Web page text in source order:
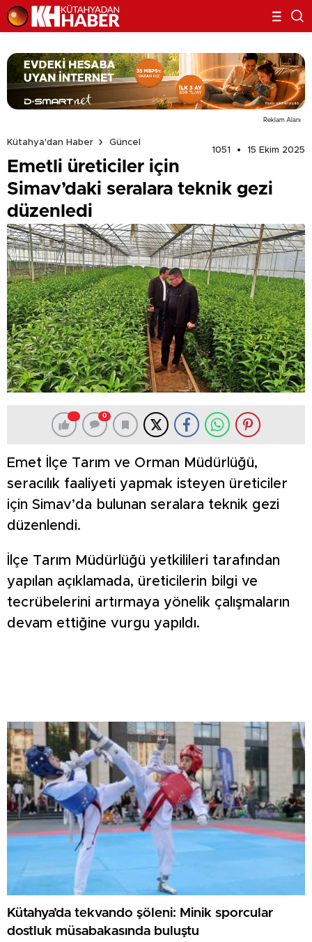
Reklam Alanı
Kütahya'dan Haber
Güncel
1051
15 Ekim 2025
Emetli üreticiler için
Simav’daki seralara teknik gezi
düzenledi
0
Emet İlçe Tarım ve Orman Müdürlüğü,
seracılık faaliyeti yapmak isteyen üreticiler
için Simav’da bulunan seralara teknik gezi
düzenlendi.
İlçe Tarım Müdürlüğü yetkilileri tarafından
yapılan açıklamada, üreticilerin bilgi ve
tecrübelerini artırmaya yönelik çalışmaların
devam ettiğine vurgu yapıldı.
Kütahya’da tekvando şöleni: Minik sporcular
dostluk müsabakasında buluştu